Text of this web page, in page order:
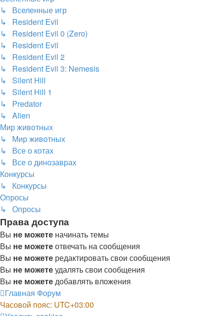
↳ Вселенные игр
↳ Resident Evil
↳ Resident Evil 0 (Zero)
↳ Resident Evil
↳ Resident Evil 2
↳ Resident Evil 3: Nemesis
↳ Silent Hill
↳ Silent Hill 1
↳ Predator
↳ Alien
Мир животных
↳ Мир животных
↳ Все о котах
↳ Все о динозаврах
Конкурсы
↳ Конкурсы
Опросы
↳ Опросы
Права доступа
Вы не можете начинать темы
Вы не можетеотвечать на сообщения
Вы не можете редактировать свои сообщения
Вы не можетеудалять свои сообщения
Вы не можетедобавлять вложения
Главная Форум
Часовой пояс: UTC+03:00